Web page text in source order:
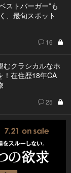
ストバーガー”も
、最旬スポット
16
むクラシカルなホ
！在住歴18年CA
25